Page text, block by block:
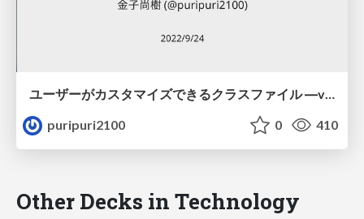
ユーザーがカスタマイズできるクラスファイル ―v0.0.x と v0.1.x それぞれでの実装 ―
puripuri2100
0 410
Other Decks in Technology